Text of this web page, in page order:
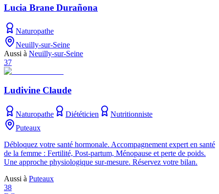
Lucia Brane Durañona
Naturopathe
Neuilly-sur-Seine
Aussi à Neuilly-sur-Seine
37
Ludivine Claude
Naturopathe Diététicien
Nutritionniste
Puteaux
Débloquez votre santé hormonale. Accompagnement expert en santé
de la femme : Fertilité, Post-partum, Ménopause et perte de poids.
Une approche physiologique sur-mesure. Réservez votre bilan.
Aussi à Puteaux
38